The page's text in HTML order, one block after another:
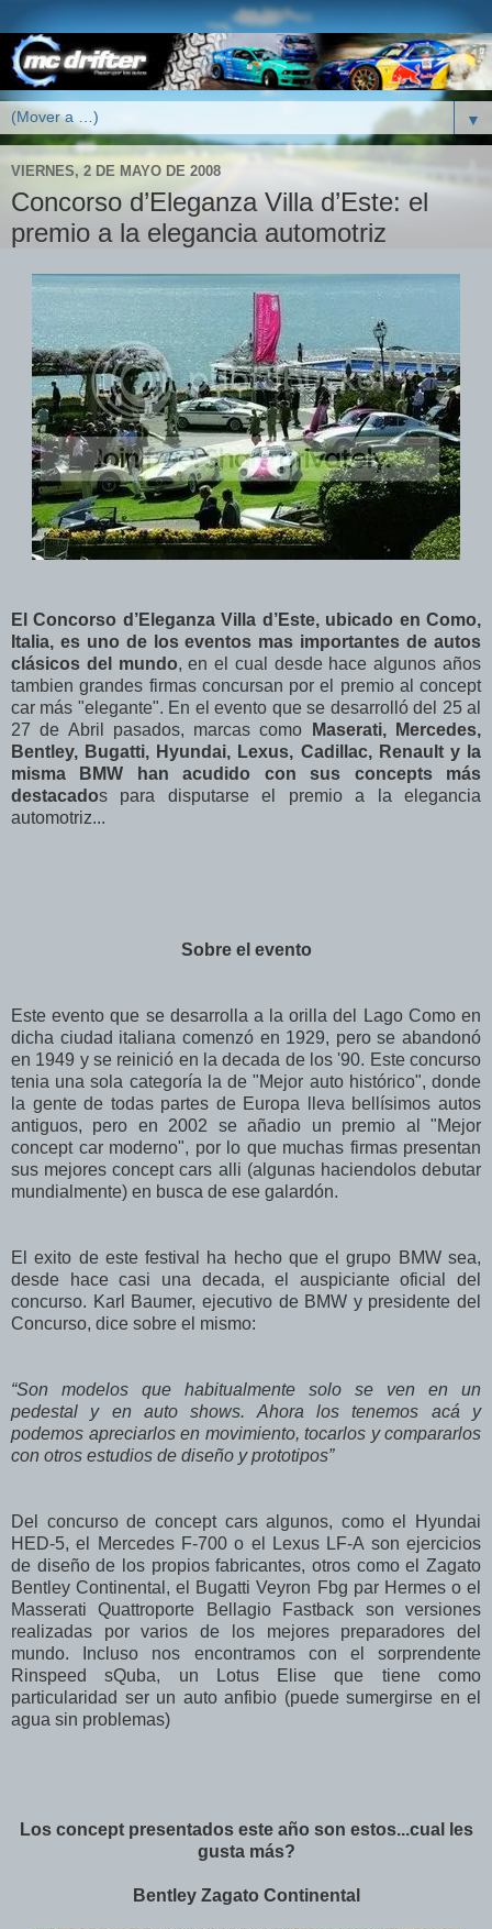
▼
VIERNES, 2 DE MAYO DE 2008
Concorso d’Eleganza Villa d’Este: el
premio a la elegancia automotriz
El Concorso d’Eleganza Villa d’Este, ubicado en Como,
Italia, es uno de los eventos mas importantes de autos
clásicos del mundo, en el cual desde hace algunos años
tambien grandes firmas concursan por el premio al concept
car más "elegante". En el evento que se desarrolló del 25 al
27 de Abril pasados, marcas como
Maserati, Mercedes,
Bentley, Bugatti, Hyundai, Lexus, Cadillac, Renault y la
misma BMW han acudido con sus concepts más
destacados para disputarse el premio a la elegancia
automotriz...
Sobre el evento
Este evento que se desarrolla a la orilla del Lago Como en
dicha ciudad italiana comenzó en 1929, pero se abandonó
en 1949 y se reinició en la decada de los '90. Este concurso
tenia una sola categoría la de "Mejor auto histórico", donde
la gente de todas partes de Europa lleva bellísimos autos
antiguos, pero en 2002 se añadio un premio al "Mejor
concept car moderno", por lo que muchas firmas presentan
sus mejores concept cars alli (algunas haciendolos debutar
mundialmente) en busca de ese galardón.
El exito de este festival ha hecho que el grupo BMW sea,
desde hace casi una decada, el auspiciante oficial del
concurso. Karl Baumer, ejecutivo de BMW y presidente del
Concurso, dice sobre el mismo:
“Son modelos que habitualmente solo se ven en un
pedestal y en auto shows. Ahora los tenemos acá y
podemos apreciarlos en movimiento, tocarlos y compararlos
con otros estudios de diseño y prototipos”
Del concurso de concept cars algunos, como el Hyundai
HED-5, el Mercedes F-700 o el Lexus LF-A son ejercicios
de diseño de los propios fabricantes, otros como el Zagato
Bentley Continental, el Bugatti Veyron Fbg par Hermes o el
Masserati Quattroporte Bellagio Fastback son versiones
realizadas por varios de los mejores preparadores del
mundo. Incluso nos encontramos con el sorprendente
Rinspeed sQuba, un Lotus Elise que tiene como
particularidad ser un auto anfibio (puede sumergirse en el
agua sin problemas)
Los concept presentados este año son estos...cual les
gusta más?
Bentley Zagato Continental